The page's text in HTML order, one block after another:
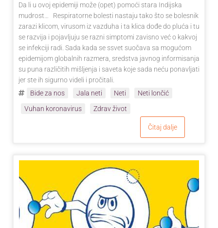
Da li u ovoj epidemiji može (opet) pomoći stara Indijska
mudrost… Respiratorne bolesti nastaju tako što se bolesnik
zarazi klicom, virusom iz vazduha i ta klica dođe do pluća i tu
se razvija i pojavljuju se razni simptomi zavisno već o kakvoj
se infekciji radi. Sada kada se ssvet suočava sa mogućom
epidemijom globalnih razmera, sredstva javnog informisanja
su puna različitih mišljenja i saveta koje sada neću ponavljati
jer ste ih sigurno videli i pročitali.
Bide za nos
Jala neti Neti
Neti lončić
Vuhan koronavirus
Zdrav život
Čitaj dalje